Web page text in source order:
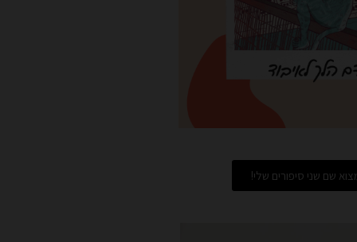
שם שני סיפורים שלי!